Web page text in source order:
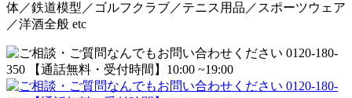
体／鉄道模型／ゴルフクラブ／テニス用品／スポーツウェア
／洋酒全般 etc